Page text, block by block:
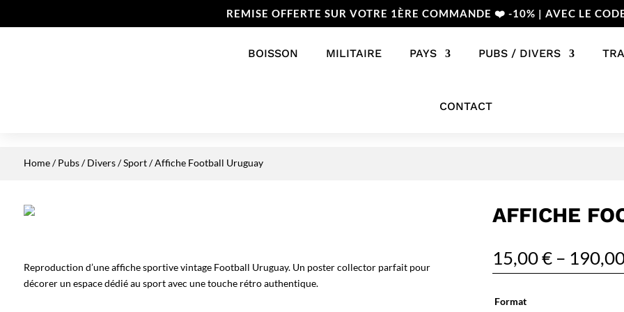
REMISE OFFERTE SUR VOTRE 1ÈRE COMMANDE ❤️ -10% | AVEC LE
BOISSON MILITAIRE PAYS PUBS / DIVERS
CONTACT
Home/Pubs / Divers/Sport/ Affiche Football Uruguay
Reproduction d’une affiche sportive vintage Football Uruguay. Un poster collector parfait pour
décorer un espace dédié au sport avec une touche rétro authentique.
AFFICHE
15,00€ –
Format